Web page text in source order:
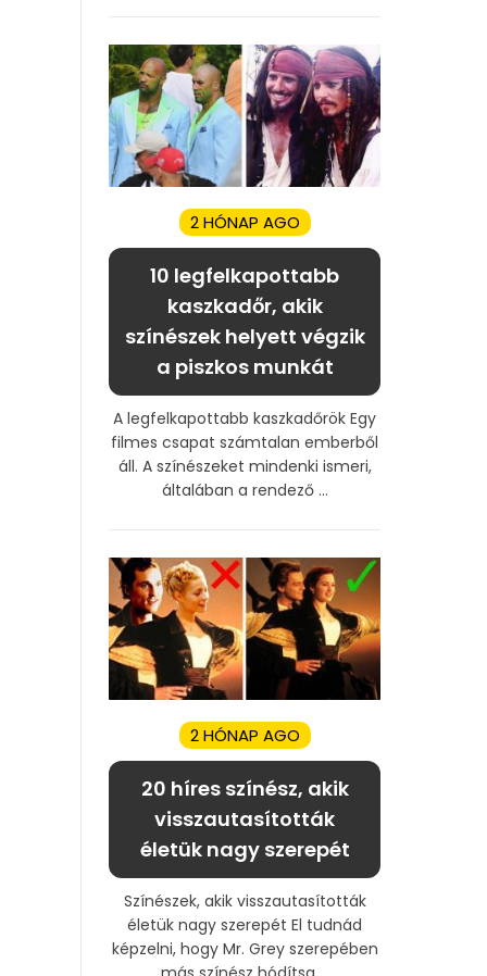
2 HÓNAP AGO
10 legfelkapottabb
kaszkadőr, akik
színészek helyett végzik
a piszkos munkát
A legfelkapottabb kaszkadőrök Egy
filmes csapat számtalan emberből
áll. A színészeket mindenki ismeri,
általában a rendező ...
2 HÓNAP AGO
20 híres színész, akik
visszautasították
életük nagy szerepét
Színészek, akik visszautasították
életük nagy szerepét El tudnád
képzelni, hogy Mr. Grey szerepében